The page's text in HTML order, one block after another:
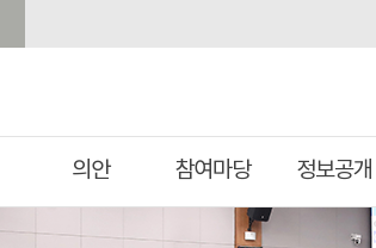
의안 참여마당 정보공개